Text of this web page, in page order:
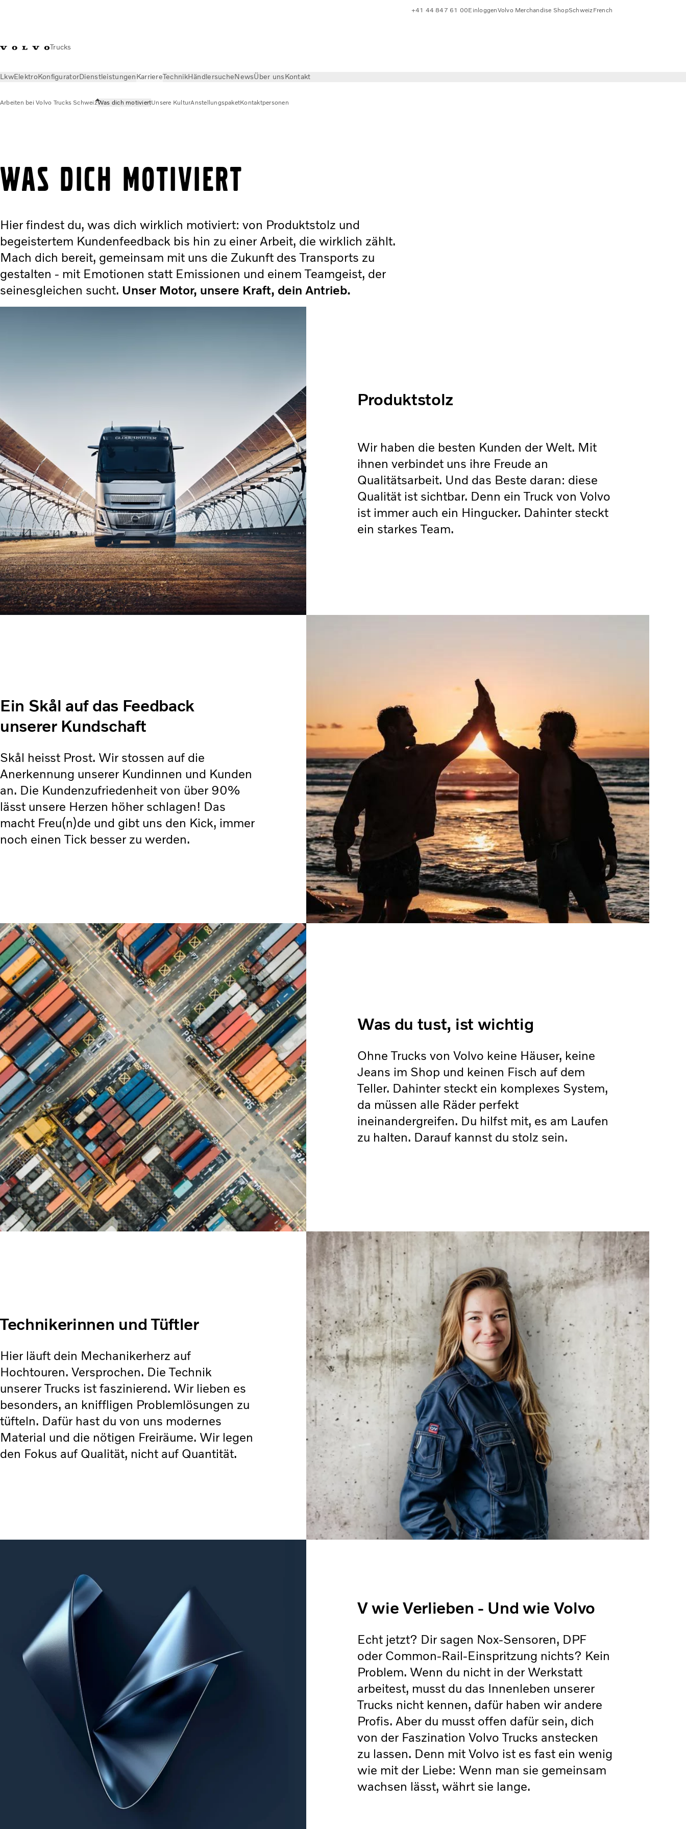
Trucks
+41 44 847 61 00EinloggenVolvo Merchandise ShopSchweizFrench
LkwElektroKonfiguratorDienstleistungenKarriereTechnikHändlersucheNewsÜber unsKontakt
Arbeiten bei Volvo Trucks SchweizWas dich motiviertUnsere KulturAnstellungspaketKontaktpersonen
Was dich motiviert
Hier findest du, was dich wirklich motiviert: von Produktstolz und
begeistertem Kundenfeedback bis hin zu einer Arbeit, die wirklich zählt.
Mach dich bereit, gemeinsam mit uns die Zukunft des Transports zu
gestalten - mit Emotionen statt Emissionen und einem Teamgeist, der
seinesgleichen sucht. Unser Motor, unsere Kraft, dein Antrieb.
Produktstolz
Wir haben die besten Kunden der Welt. Mit
ihnen verbindet uns ihre Freude an
Qualitätsarbeit. Und das Beste daran: diese
Qualität ist sichtbar. Denn ein Truck von Volvo
ist immer auch ein Hingucker. Dahinter steckt
ein starkes Team.
Ein Skål auf das Feedback
unserer Kundschaft
Skål heisst Prost. Wir stossen auf die
Anerkennung unserer Kundinnen und Kunden
an. Die Kundenzufriedenheit von über 90%
lässt unsere Herzen höher schlagen! Das
macht Freu(n)de und gibt uns den Kick, immer
noch einen Tick besser zu werden.
Was du tust, ist wichtig
Ohne Trucks von Volvo keine Häuser, keine
Jeans im Shop und keinen Fisch auf dem
Teller. Dahinter steckt ein komplexes System,
da müssen alle Räder perfekt
ineinandergreifen. Du hilfst mit, es am Laufen
zu halten. Darauf kannst du stolz sein.
Technikerinnen und Tüftler
Hier läuft dein Mechanikerherz auf
Hochtouren. Versprochen. Die Technik
unserer Trucks ist faszinierend. Wir lieben es
besonders, an kniffligen Problemlösungen zu
tüfteln. Dafür hast du von uns modernes
Material und die nötigen Freiräume. Wir legen
den Fokus auf Qualität, nicht auf Quantität.
V wie Verlieben - Und wie Volvo
Echt jetzt? Dir sagen Nox-Sensoren, DPF
oder Common-Rail-Einspritzung nichts? Kein
Problem. Wenn du nicht in der Werkstatt
arbeitest, musst du das Innenleben unserer
Trucks nicht kennen, dafür haben wir andere
Profis. Aber du musst offen dafür sein, dich
von der Faszination Volvo Trucks anstecken
zu lassen. Denn mit Volvo ist es fast ein wenig
wie mit der Liebe: Wenn man sie gemeinsam
wachsen lässt, währt sie lange.